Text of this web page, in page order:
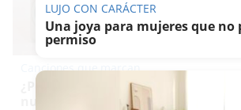
Canciones que marcan
¿Por qué recuerdas canciones
LUJO CON CARÁCTER
Una joya para mujeres que no
permiso